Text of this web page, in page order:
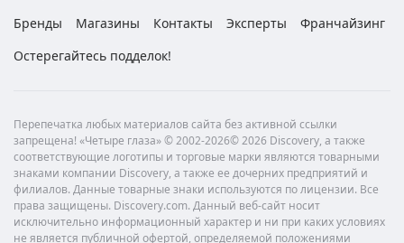
Бренды
Магазины Контакты Эксперты
Франчайзинг
Остерегайтесь подделок!
Перепечатка любых материалов сайта без активной ссылки
запрещена! «Четыре глаза» © 2002-2026© 2026 Discovery, а также
соответствующие логотипы и торговые марки являются товарными
знаками компании Discovery, а также ее дочерних предприятий и
филиалов. Данные товарные знаки используются по лицензии. Все
права защищены. Discovery.com. Данный веб-сайт носит
исключительно информационный характер и ни при каких условиях
не является публичной офертой, определяемой положениями